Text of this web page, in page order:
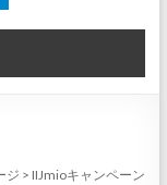
ジ > IIJmioキャンペーン